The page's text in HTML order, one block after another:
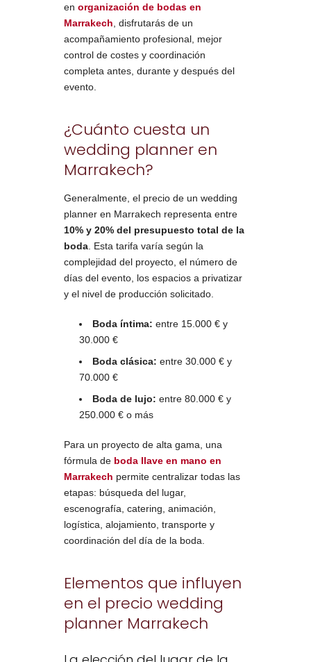
en organización de bodas en
Marrakech , disfrutarás de un
acompañamiento profesional, mejor
control de costes y coordinación
completa antes, durante y después del
evento.
¿Cuánto cuesta un
wedding planner en
Marrakech?
Generalmente, el precio de un wedding
planner en Marrakech representa entre
10% y 20% del presupuesto total de la
boda . Esta tarifa varía según la
complejidad del proyecto, el número de
días del evento, los espacios a privatizar
y el nivel de producción solicitado.
Boda íntima: entre 15.000 € y
30.000 €
Boda clásica: entre 30.000 € y
70.000 €
Boda de lujo: entre 80.000 € y
250.000 € o más
Para un proyecto de alta gama, una
fórmula de boda llave en mano en
Marrakech permite centralizar todas las
etapas: búsqueda del lugar,
escenografía, catering, animación,
logística, alojamiento, transporte y
coordinación del día de la boda.
Elementos que influyen
en el precio wedding
planner Marrakech